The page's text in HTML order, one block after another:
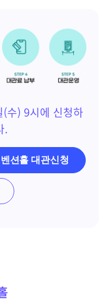
수) 9시에 신청하
.
션홀 대관신청